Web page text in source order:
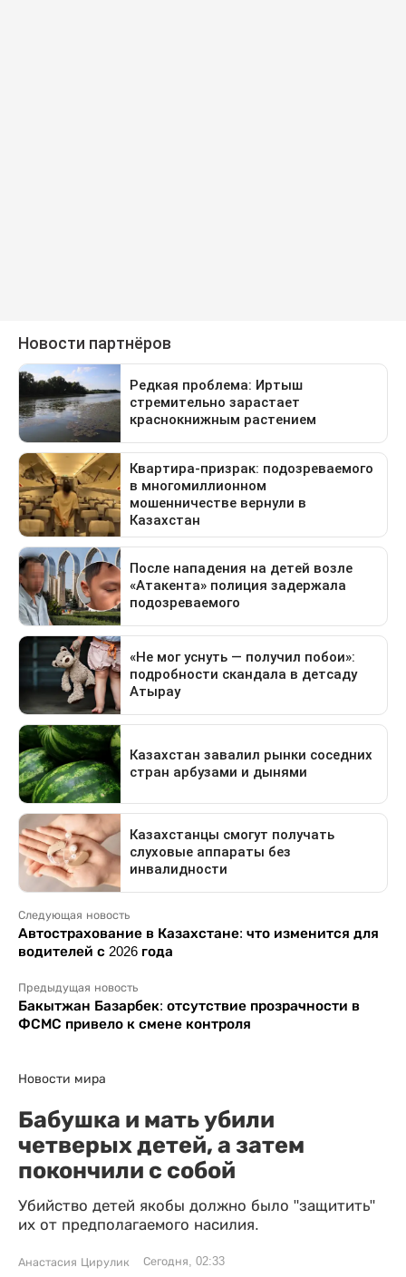
Следующая новость
Автострахование в Казахстане: что изменится для
водителей с 2026 года
Предыдущая новость
Бакытжан Базарбек: отсутствие прозрачности в
ФСМС привело к смене контроля
Новости мира
Бабушка и мать убили
четверых детей, а затем
покончили с собой
Убийство детей якобы должно было "защитить"
их от предполагаемого насилия.
Анастасия Цирулик Сегодня, 02:33